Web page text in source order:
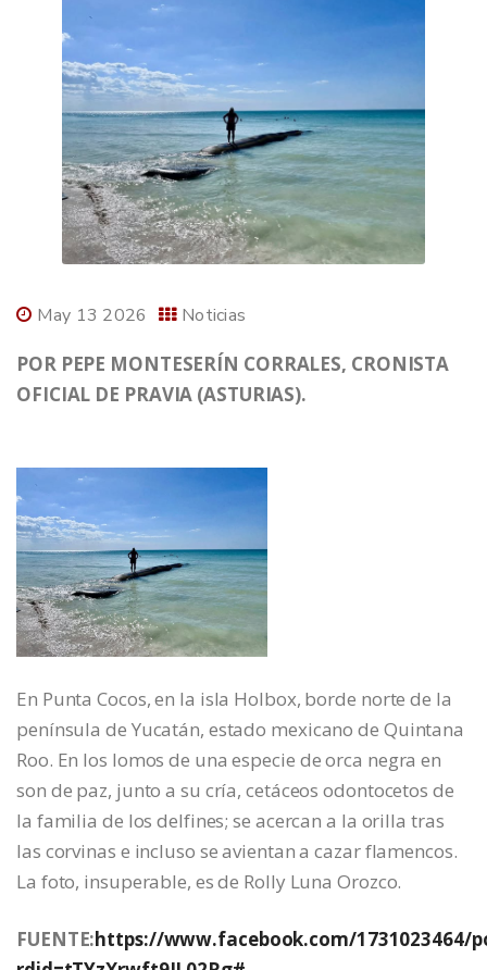
May 13 2026 Noticias
POR PEPE MONTESERÍN CORRALES, CRONISTA
OFICIAL DE PRAVIA (ASTURIAS).
En Punta Cocos, en la isla Holbox, borde norte de la
península de Yucatán, estado mexicano de Quintana
Roo. En los lomos de una especie de orca negra en
son de paz, junto a su cría, cetáceos odontocetos de
la familia de los delfines; se acercan a la orilla tras
las corvinas e incluso se avientan a cazar flamencos.
La foto, insuperable, es de Rolly Luna Orozco.
FUENTE:https://www.facebook.com/1731023464/